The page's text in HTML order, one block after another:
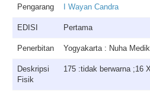
Pengarang I Wayan Candra
EDISI Pertama
Penerbitan Yogyakarta : Nuha
Deskripsi
Fisik
175 :tidak berwarna ;16